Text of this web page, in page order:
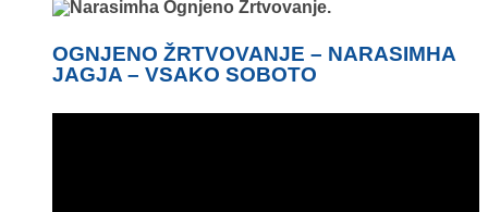
OGNJENO ŽRTVOVANJE – NARASIMHA
JAGJA – VSAKO SOBOTO